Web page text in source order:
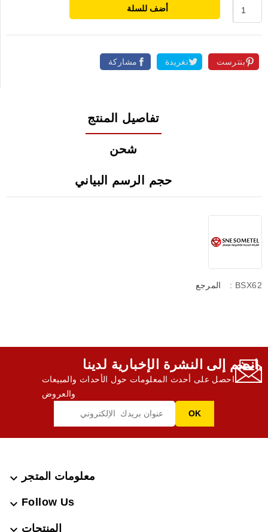
أضف للسلة
مشاركة تغريدة بنترست
تفاصيل المنتج
شحن
حجم الرسم البياني
المرجع : BSX62
انضم إلى النشرة الإخبارية لدينا,
احصل على أحدث المعلومات حول الأحداث والمبيعات
والعروض
معلومات المتجر 
Follow Us

المنتجات